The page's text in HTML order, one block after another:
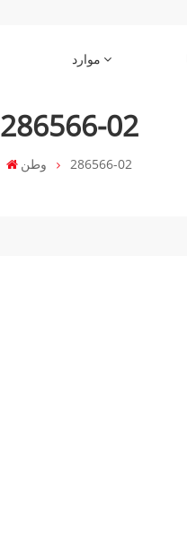
موارد
286566-02
وطن 286566-02